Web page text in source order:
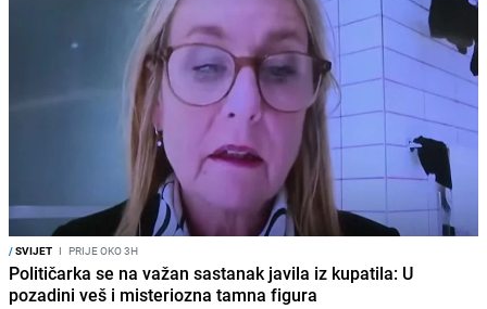
/SVIJET I PRIJE OKO 3H
Političarka se na važan sastanak javila iz kupatila: U
pozadini veš i misteriozna tamna figura